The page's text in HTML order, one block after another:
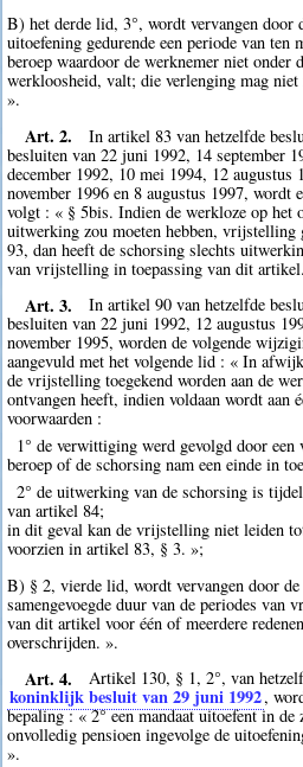
B) het derde lid, 3°, wordt vervangen door
uitoefening gedurende een periode van ten
beroep waardoor de werknemer niet onder
werkloosheid, valt; die verlenging mag niet
».
Art. 2.
In artikel 83 van hetzelfde
besluiten van 22 juni 1992, 14 september
december 1992, 10 mei 1994, 12 augustus
november 1996 en 8 augustus 1997, wordt
volgt : « § 5bis. Indien de werkloze op het
uitwerking zou moeten hebben, vrijstelling
93, dan heeft de schorsing slechts
van vrijstelling in toepassing van dit
Art. 3.
In artikel 90 van hetzelfde
besluiten van 22 juni 1992, 12 augustus
november 1995, worden de volgende
aangevuld met het volgende lid : « In
de vrijstelling toegekend worden aan de
ontvangen heeft, indien voldaan wordt aan
voorwaarden :
1° de verwittiging werd gevolgd door
beroep of de schorsing nam een einde in
2° de uitwerking van de schorsing is
van artikel 84;
in dit geval kan de vrijstelling niet leiden
voorzien in artikel 83, § 3. »;
B) § 2, vierde lid, wordt vervangen door
samengevoegde duur van de periodes van
van dit artikel voor één of meerdere
overschrijden. ».
Art. 4. Artikel 130, § 1, 2°, van
koninklijk besluit van 29 juni 1992,
bepaling : « 2° een mandaat uitoefent in
onvolledig pensioen ingevolge de
».